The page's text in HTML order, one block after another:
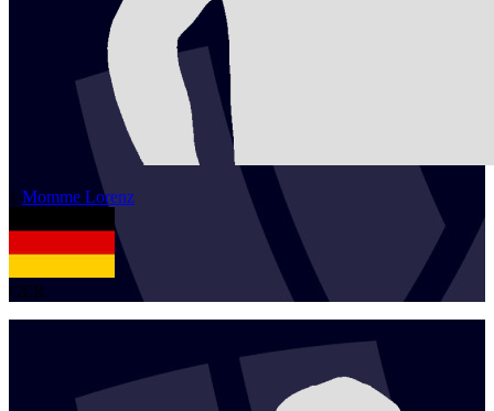
1 Momme Lorenz
GER